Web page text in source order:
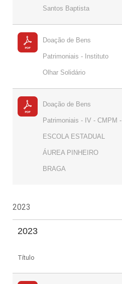
Santos Baptista
Doação de Bens
Patrimoniais - Instituto
Olhar Solidário
Doação de Bens
Patrimoniais - IV - CMPM -
ESCOLA ESTADUAL
ÁUREA PINHEIRO
BRAGA
2023
2023
Título